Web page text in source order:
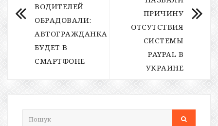
ВОДИТЕЛЕЙ
ОБРАДОВАЛИ:
АВТОГРАЖДАНКА
БУДЕТ В
СМАРТФОНЕ
ПРИЧИНУ
ОТСУТСТВИЯ
СИСТЕМЫ
PAYPAL В
УКРАИНЕ